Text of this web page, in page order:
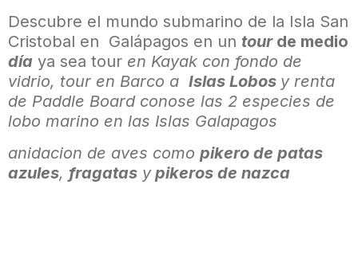
Descubre el mundo submarino de la Isla San
Cristobal en Galápagos en un tourde medio
día ya sea tour en Kayak con fondo de
vidrio, tour en Barco a Islas Lobos y renta
de Paddle Board conose las 2 especies de
lobo marino en las Islas Galapagos
anidacion de aves como pikero de patas
azules, fragatas ypikeros de nazca